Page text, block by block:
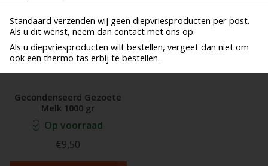
Standaard verzenden wij geen diepvriesproducten per post.
Als u dit wenst, neem dan contact met ons op.
Als u diepvriesproducten wilt bestellen, vergeet dan niet om
ook een thermo tas erbij te bestellen.
Gecondenseerd Gezoete
Melk 1000 gr
Op voorraad
€9,50